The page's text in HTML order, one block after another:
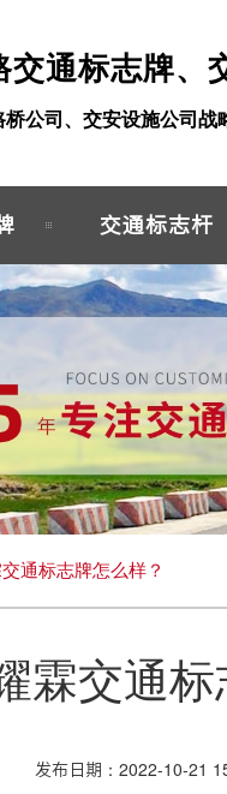
交通标志牌、
公司、交安设施公司战
交通标志杆
通标志牌怎么样？
霖交通
发布日期：2022-10-21